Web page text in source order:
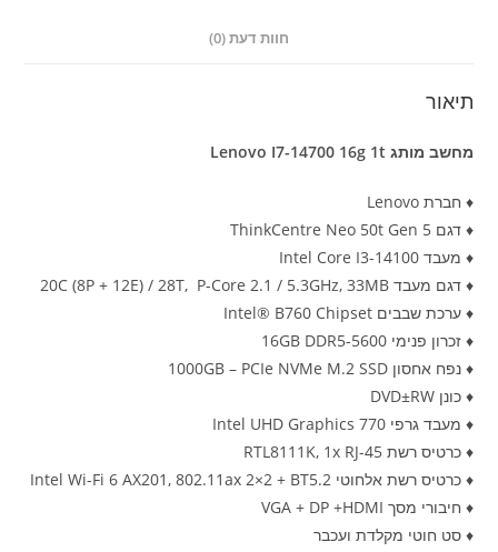
חוות דעת (0)
תיאור
מחשב מותג Lenovo I7-14700 16g 1t
♦ חברת Lenovo
♦ דגם ThinkCentre Neo 50t Gen 5
♦ מעבד Intel Core I3-14100
♦ דגם מעבד 20C (8P + 12E) / 28T, P-Core 2.1 / 5.3GHz, 33MB
♦ ערכת שבבים Intel® B760 Chipset
♦ זכרון פנימי 16GB DDR5-5600
♦ נפח אחסון 1000GB – PCIe NVMe M.2 SSD
♦ כונן DVD±RW
♦ מעבד גרפי Intel UHD Graphics 770
♦ כרטיס רשת RTL8111K, 1x RJ-45
♦ כרטיס רשת אלחוטי Intel Wi-Fi 6 AX201, 802.11ax 2×2 + BT5.2
♦ חיבורי מסך VGA + DP +HDMI
♦ סט חוטי מקלדת ועכבר